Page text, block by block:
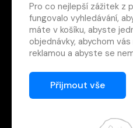
×
na
Pro co nejlepší zážitek z
fungovalo vyhledávání,
máte v košíku, abyste
objednávky, abychom
reklamou a abyste se
Proto od vás
zpracováním souborů
Děkujeme, že nám ho
Přijmout vše